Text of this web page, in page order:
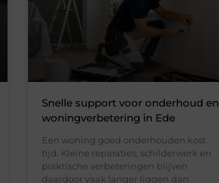
Snelle support voor onderhoud en
woningverbetering in Ede
Een woning goed onderhouden kost
tijd. Kleine reparaties, schilderwerk en
praktische verbeteringen blijven
daardoor vaak langer liggen dan